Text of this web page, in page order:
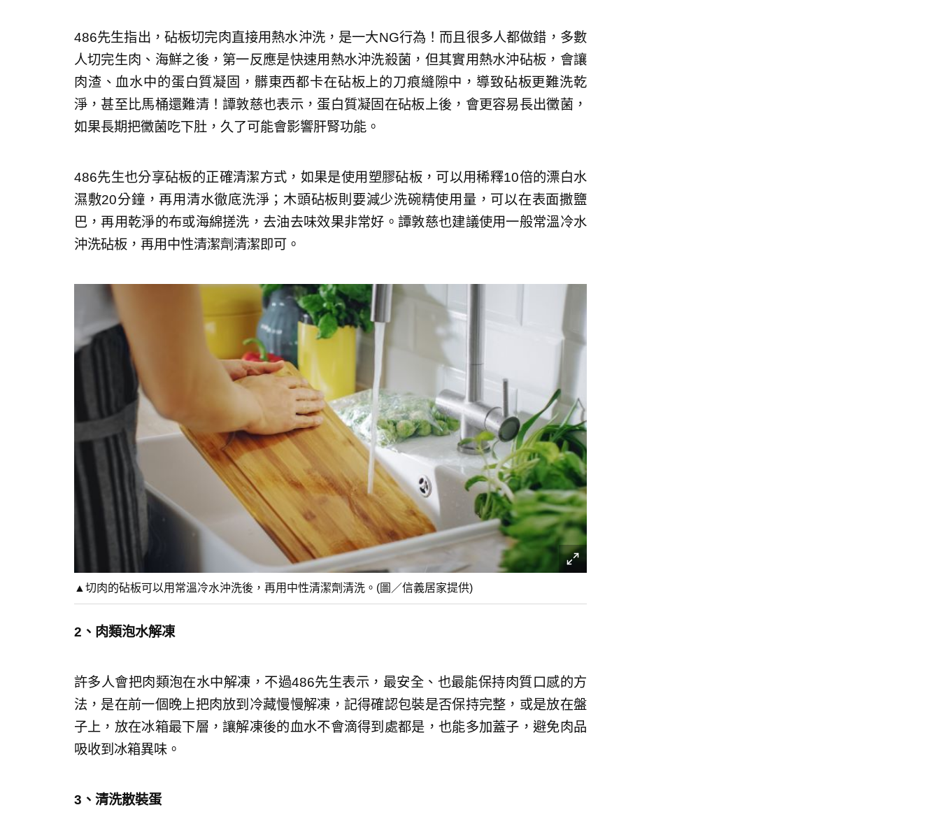
486先生指出，砧板切完肉直接用熱水沖洗，是一大NG行為！而且很多人都做錯，多數
人切完生肉、海鮮之後，第一反應是快速用熱水沖洗殺菌，但其實用熱水沖砧板，會讓
肉渣、血水中的蛋白質凝固，髒東西都卡在砧板上的刀痕縫隙中，導致砧板更難洗乾
淨，甚至比馬桶還難清！譚敦慈也表示，蛋白質凝固在砧板上後，會更容易長出黴菌，
如果長期把黴菌吃下肚，久了可能會影響肝腎功能。
486先生也分享砧板的正確清潔方式，如果是使用塑膠砧板，可以用稀釋10倍的漂白水
濕敷20分鐘，再用清水徹底洗淨；木頭砧板則要減少洗碗精使用量，可以在表面撒鹽
巴，再用乾淨的布或海綿搓洗，去油去味效果非常好。譚敦慈也建議使用一般常溫冷水
沖洗砧板，再用中性清潔劑清潔即可。
▲切肉的砧板可以用常溫冷水沖洗後，再用中性清潔劑清洗。(圖／信義居家提供)
2、肉類泡水解凍
許多人會把肉類泡在水中解凍，不過486先生表示，最安全、也最能保持肉質口感的方
法，是在前一個晚上把肉放到冷藏慢慢解凍，記得確認包裝是否保持完整，或是放在盤
子上，放在冰箱最下層，讓解凍後的血水不會滴得到處都是，也能多加蓋子，避免肉品
吸收到冰箱異味。
3、清洗散裝蛋